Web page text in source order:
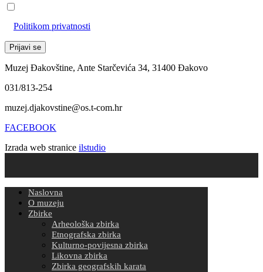
Politikom privatnosti
Muzej Đakovštine, Ante Starčevića 34, 31400 Đakovo
031/813-254
muzej.djakovstine@os.t-com.hr
FACEBOOK
Izrada web stranice ilstudio
Naslovna
O muzeju
Zbirke
Arheološka zbirka
Etnografska zbirka
Kulturno-povijesna zbirka
Likovna zbirka
Zbirka geografskih karata